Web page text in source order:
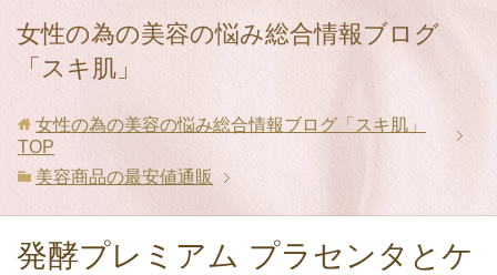
女性の為の美容の悩み総合情報ブログ
「スキ肌」
女性の為の美容の悩み総合情報ブログ「スキ肌」
TOP
美容商品の最安値通販
発酵プレミアム プラセンタとケ